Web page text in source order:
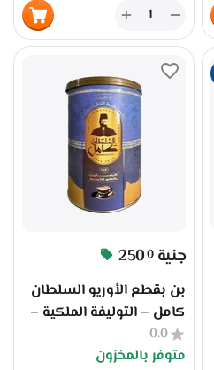
يُعبأ بعناية في علب وزن كل
منها 250 جرام، بإجمالي 4 علبة
في الكرتونة بوزن إجمالي 1
كيلو، مما يجعله مثاليًا للتجار
والموزعين والمقاهي. متوفر
الآن عبر منصة سوق بلس
بسعر الجملة، جملة الجملة
مباشرة من المصنع، مع ضمان
الجودة والثبات في الطعم،
وخدمة توريد احترافية للتجار
والموزعين.
+ −
2500 جنية
بن بقطع الأوريو السلطان
كامل – التوليفة الملكية –
200 جرام | جملة الجملة من
المصنع عبر سوق بلس
0.0
متوفر بالمخزون